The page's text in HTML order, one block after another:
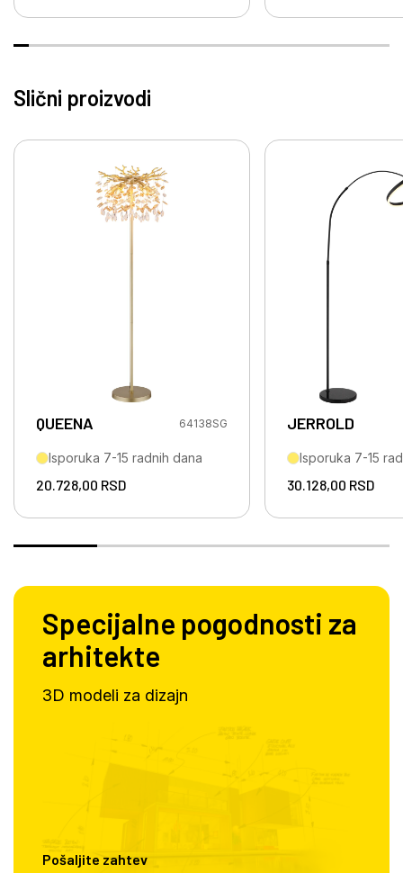
Slični proizvodi
QUEENA 64138SG
Isporuka 7-15 radnih dana
20.728,00 RSD
JERROLD
Isporuka 7-15
30.128,00 RSD
Specijalne pogodnosti za
arhitekte
3D modeli za dizajn
Pošaljite zahtev